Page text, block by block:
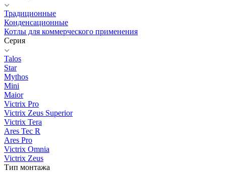
Традиционные
Конденсационные
Котлы для коммерческого применения
Серия
Talos
Star
Mythos
Mini
Maior
Victrix Pro
Victrix Zeus Superior
Victrix Tera
Ares Tec R
Ares Pro
Victrix Omnia
Victrix Zeus
Тип монтажа